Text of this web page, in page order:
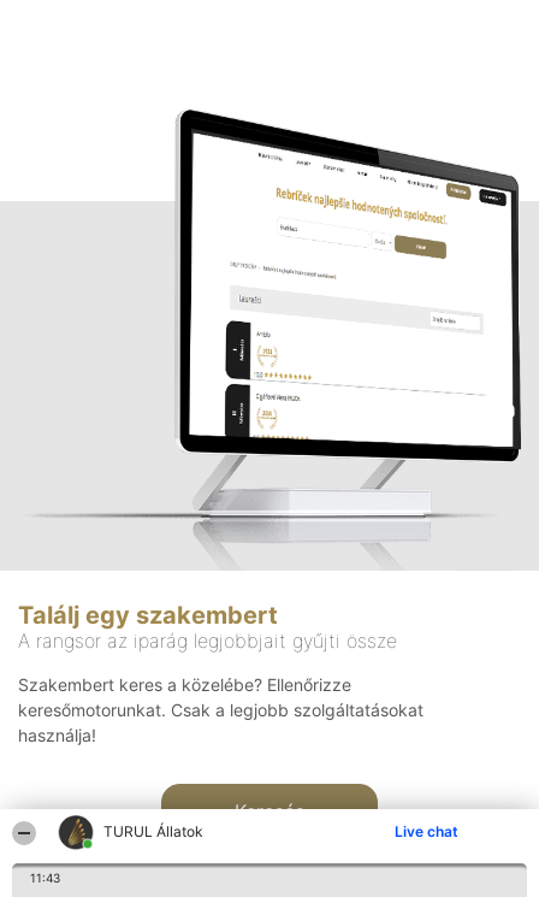
TURUL Állatok Live chat
11:43
Találj egy szakembert
A rangsor az iparág legjobbjait gyűjti össze
Szakembert keres a közelébe? Ellenőrizze
keresőmotorunkat. Csak a legjobb szolgáltatásokat
használja!
Keresés